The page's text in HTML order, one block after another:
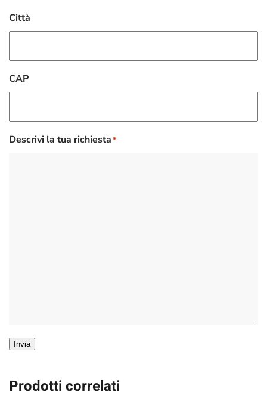
Città
CAP
Descrivi la tua richiesta*
Invia
Prodotti correlati